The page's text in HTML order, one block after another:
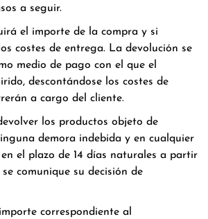
a seguir.
el importe de la compra y si
costes de entrega. La devolución se
medio de pago con el que el
descontándose los costes de
a cargo del cliente.
los productos objeto de
demora indebida y en cualquier
el plazo de 14 días naturales a partir
comunique su decisión de
correspondiente al